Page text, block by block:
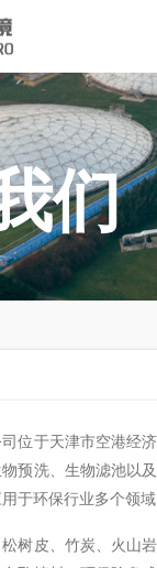
们
位于天津市空港经
预洗、生物滤池以
于环保行业多个领域
树皮、竹炭、火山